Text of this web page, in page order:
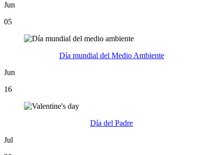
Jun
05
Día mundial del Medio Ambiente
Jun
16
Día del Padre
Jul